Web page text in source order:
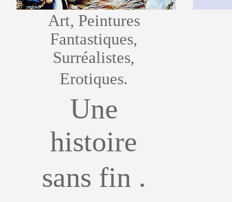
Art, Peintures
Fantastiques,
Surréalistes,
Erotiques.
Une
histoire
sans fin .